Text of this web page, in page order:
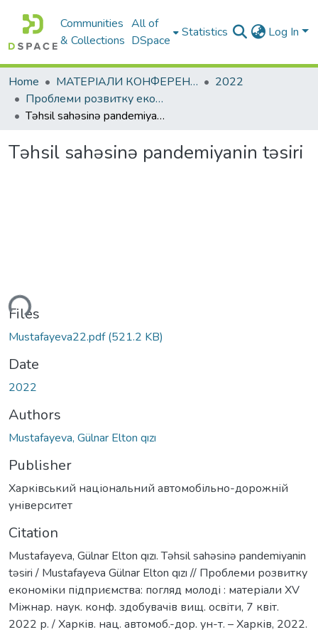
Communities
& Collections
All of
DSpace
Statistics Log In
Home МАТЕРІАЛИ КОНФЕРЕНЦІЙ
2022
Проблеми розвитку економіки підприємства: погляд молоді
Təhsil sahəsinə pandemiyanin təsiri
Təhsil sahəsinə pandemiyanin təsiri
Files
Mustafayeva22.pdf(521.2 KB)
Date
2022
Authors
Mustafayeva, Gülnar Elton qızı
Publisher
Харківський національний автомобільно-дорожній
університет
Citation
Mustafayeva, Gülnar Elton qızı. Təhsil sahəsinə pandemiyanin
təsiri / Mustafayeva Gülnar Elton qızı // Проблеми розвитку
економіки підприємства: погляд молоді : матеріали XV
Міжнар. наук. конф. здобувачів вищ. освіти, 7 квіт.
2022 р. / Харків. нац. автомоб.-дор. ун-т. – Харків, 2022.